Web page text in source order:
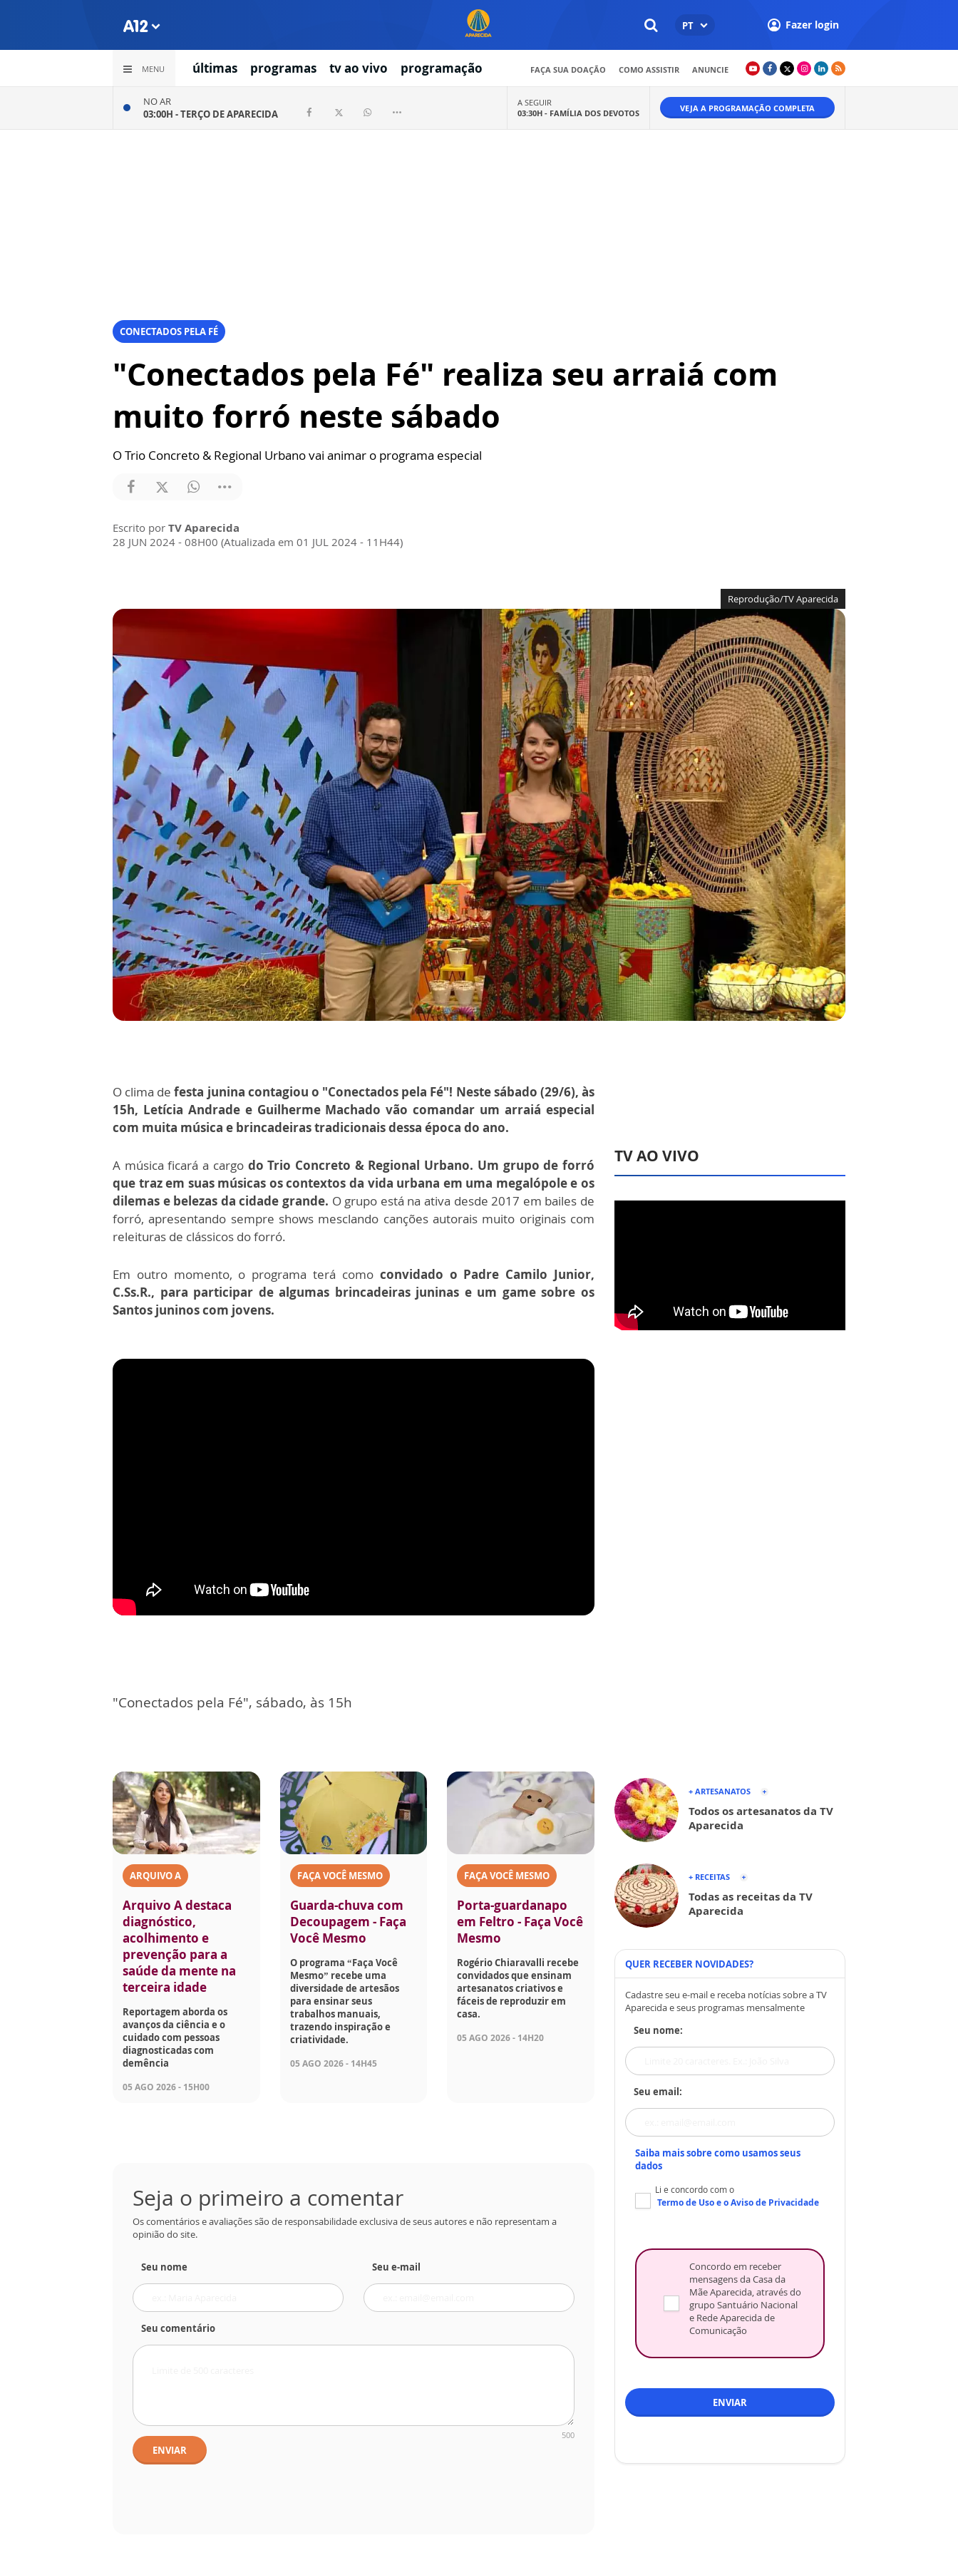
PT Fazer login
MENU últimas programas tv ao vivo programação FAÇA SUA DOAÇÃO COMO ASSISTIR ANUNCIE
NO AR
03:00H -TERÇO DE APARECIDA
A SEGUIR
03:30H - FAMÍLIA DOS DEVOTOS VEJA A PROGRAMAÇÃO COMPLETA
CONECTADOS PELA FÉ
"Conectados pela Fé" realiza seu arraiá com
muito forró neste sábado
O Trio Concreto & Regional Urbano vai animar o programa especial
Escrito por TV Aparecida
28 JUN 2024 - 08H00 (Atualizada em 01 JUL 2024 - 11H44)
Reprodução/TV Aparecida
O clima defesta junina contagiou o "Conectados pela Fé"! Neste sábado (29/6), às
15h, Letícia Andrade e Guilherme Machado vão comandar um arraiá especial
com muita música e brincadeiras tradicionais dessa época do ano.
A música ficará a cargo do Trio Concreto & Regional Urbano. Um grupo de forró
que traz em suas músicas os contextos da vida urbana em uma megalópole e os
dilemas e belezas da cidade grande. O grupo está na ativa desde 2017 em bailes de
forró, apresentando sempre shows mesclando canções autorais muito originais com
releituras de clássicos do forró.
Em outro momento, o programa terá como convidado o Padre Camilo Junior,
C.Ss.R., para participar de algumas brincadeiras juninas e um game sobre os
Santos juninos com jovens.
"Conectados pela Fé", sábado, às 15h
ARQUIVO A
Arquivo A destaca
diagnóstico,
acolhimento e
prevenção para a
saúde da mente na
terceira idade
Reportagem aborda os
avanços da ciência e o
cuidado com pessoas
diagnosticadas com
demência
05 AGO 2026 - 15H00
FAÇA VOCÊ MESMO
Guarda-chuva com
Decoupagem - Faça
Você Mesmo
O programa “Faça Você
Mesmo” recebe uma
diversidade de artesãos
para ensinar seus
trabalhos manuais,
trazendo inspiração e
criatividade.
05 AGO 2026 - 14H45
FAÇA VOCÊ MESMO
Porta-guardanapo
em Feltro - Faça Você
Mesmo
Rogério Chiaravalli recebe
convidados que ensinam
artesanatos criativos e
fáceis de reproduzir em
casa.
05 AGO 2026 - 14H20
Seja o primeiro a comentar
Os comentários e avaliações são de responsabilidade exclusiva de seus autores e não representam a
opinião do site.
Seu nome Seu e-mail
Seu comentário
500
ENVIAR
TV AO VIVO
+ ARTESANATOS
Todos os artesanatos da TV
Aparecida
+ RECEITAS
Todas as receitas da TV
Aparecida
QUER RECEBER NOVIDADES?
Cadastre seu e-mail e receba notícias sobre a TV
Aparecida e seus programas mensalmente
Seu nome:
Seu email:
Saiba mais sobre como usamos seus
dados
Li e concordo com o
Termo de Usoe oAviso de Privacidade
Concordo em receber
mensagens da Casa da
Mãe Aparecida, através do
grupo Santuário Nacional
e Rede Aparecida de
Comunicação
ENVIAR